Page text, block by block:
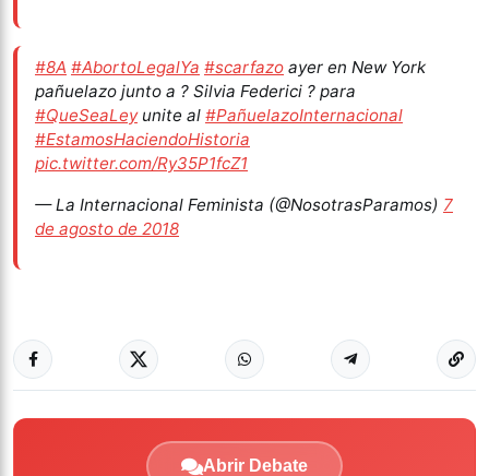
#8A #AbortoLegalYa #scarfazo ayer en New York
pañuelazo junto a ? Silvia Federici ? para
#QueSeaLeyunite al #PañuelazoInternacional
#EstamosHaciendoHistoria
pic.twitter.com/Ry35P1fcZ1
— La Internacional Feminista (@NosotrasParamos) 7
de agosto de 2018
Abrir Debate